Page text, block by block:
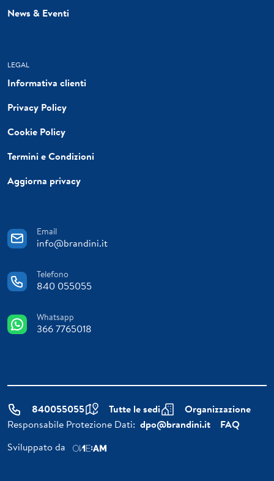
News & Eventi
LEGAL
Informativa clienti
Privacy Policy
Cookie Policy
Termini e Condizioni
Aggiorna privacy
Email
info@brandini.it
Telefono
840 055055
Whatsapp
366 7765018
840055055 Tutte le sedi
Organizzazione
Responsabile Protezione Dati: dpo@brandini.it
FAQ
Sviluppato da